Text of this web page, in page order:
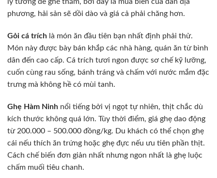
phương, hải sản sẽ dồi dào và giá cả phải chăng hơn.
Gỏi cá trích là món ăn đầu tiên bạn nhất định phải thử.
Món này được bày bán khắp các nhà hàng, quán ăn từ bình
dân đến cao cấp. Cá trích tươi ngon được sơ chế kỹ lưỡng,
cuốn cùng rau sống, bánh tráng và chấm với nước mắm đặc
trưng mà không hề có mùi tanh.
Ghẹ Hàm Ninh nổi tiếng bởi vị ngọt tự nhiên, thịt chắc dù
kích thước không quá lớn. Tùy thời điểm, giá ghẹ dao động
từ 200.000 – 500.000 đồng/kg. Du khách có thể chọn ghẹ
cái nếu thích ăn trứng hoặc ghẹ đực nếu ưu tiên phần thịt.
Cách chế biến đơn giản nhất nhưng ngon nhất là ghẹ luộc
chấm muối tiêu chanh.